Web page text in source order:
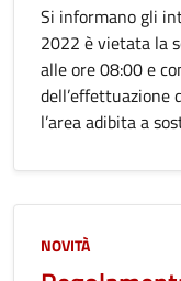
Si informano gli
2022 è vietata la
alle ore 08:00 e
dell’effettuazione
l’area adibita a
NOVITÀ